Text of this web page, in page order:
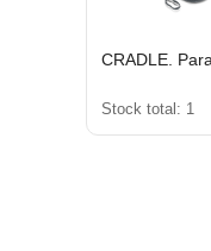
CRADLE.
Stock total: 1